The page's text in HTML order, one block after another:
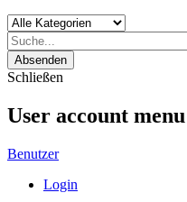
Absenden
Schließen
User account
Benutzer
Login